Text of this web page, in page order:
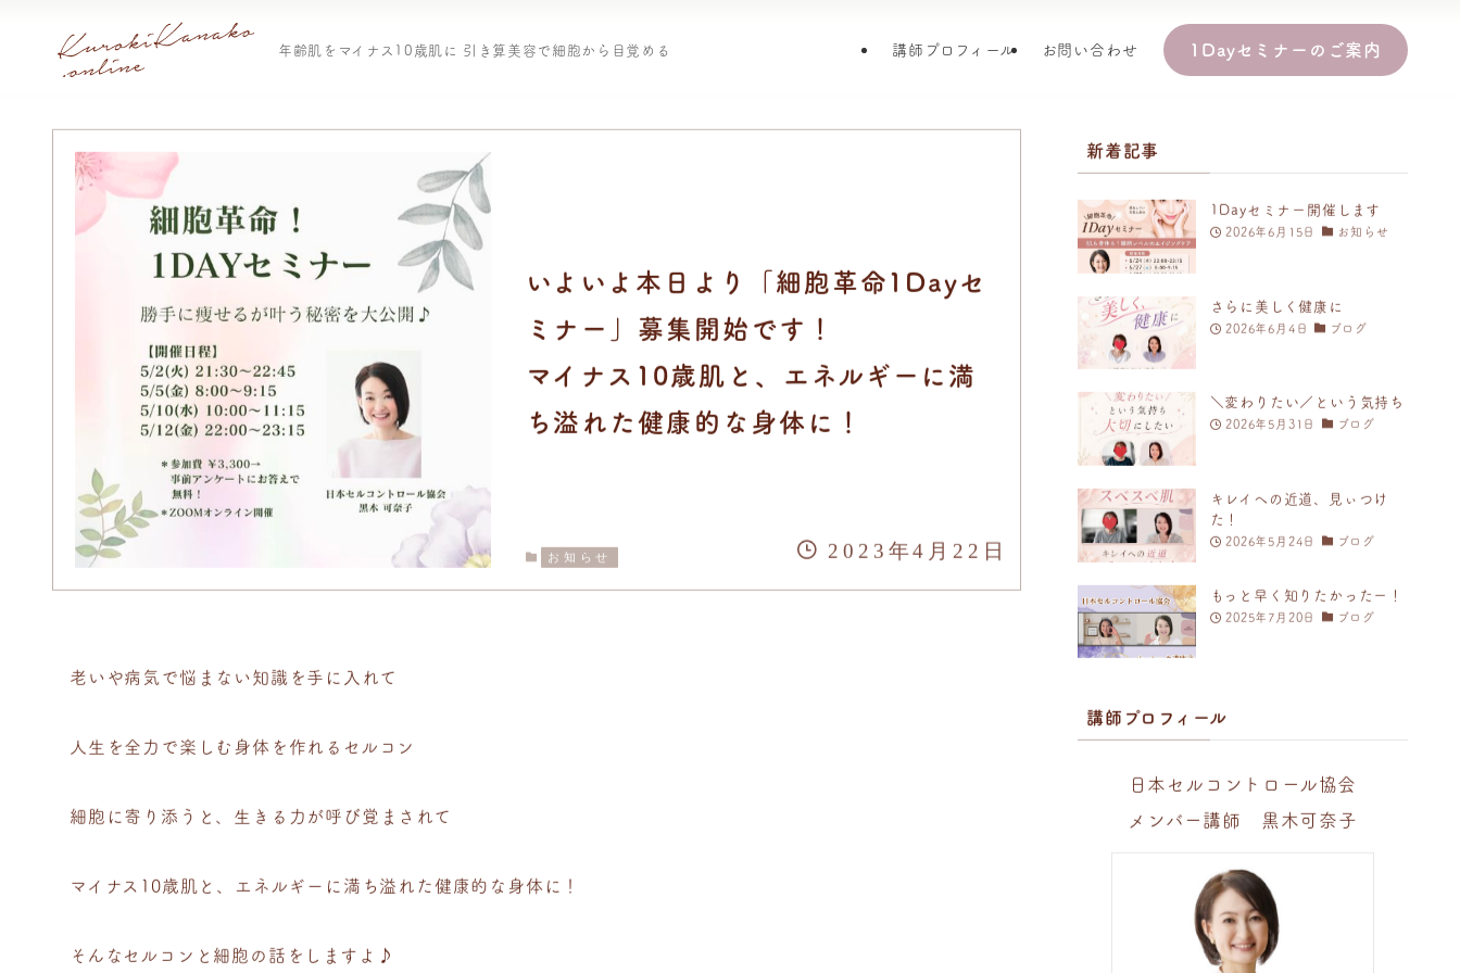
年齢肌をマイナス10歳肌に 引き算美容で細胞から目覚める 講師プロフィール お問い合わせ 1Dayセミナーのご案内
いよいよ本日より「細胞革命1Dayセ
ミナー」募集開始です！
マイナス10歳肌と、エネルギーに満
ち溢れた健康的な身体に！
お知らせ 2023年4月22日
老いや病気で悩まない知識を手に入れて
人生を全力で楽しむ身体を作れるセルコン
細胞に寄り添うと、生きる力が呼び覚まされて
マイナス10歳肌と、エネルギーに満ち溢れた健康的な身体に！
そんなセルコンと細胞の話をしますよ♪
新着記事
1Dayセミナー開催します
2026年6月15日 お知らせ
さらに美しく健康に
2026年6月4日 ブログ
＼変わりたい／という気持ち
2026年5月31日 ブログ
キレイへの近道、見ぃつけ
た！
2026年5月24日 ブログ
もっと早く知りたかったー！
2025年7月20日 ブログ
講師プロフィール
日本セルコントロール協会
メンバー講師 黒木可奈子